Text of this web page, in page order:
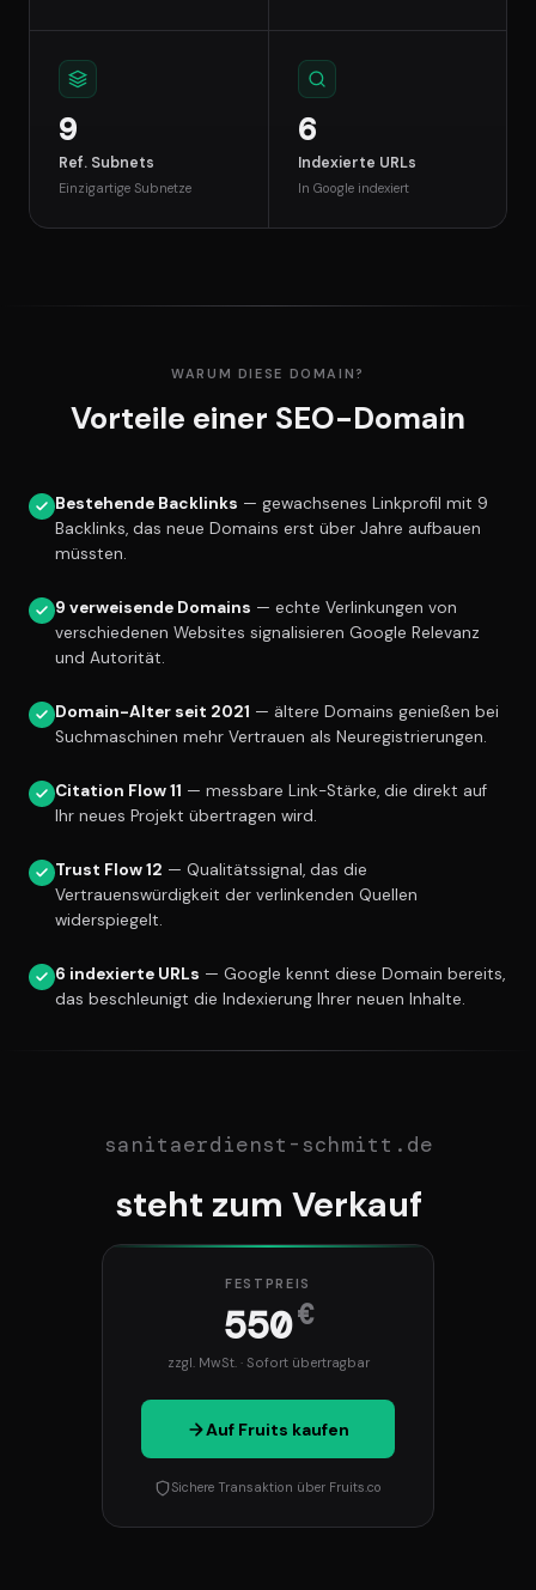
9
Ref. Subnets
Einzigartige Subnetze
6
Indexierte URLs
In Google indexiert
WARUM DIESE DOMAIN?
Vorteile einer SEO-Domain
Bestehende Backlinks — gewachsenes Linkprofil mit 9
Backlinks, das neue Domains erst über Jahre aufbauen
müssten.
9 verweisende Domains — echte Verlinkungen von
verschiedenen Websites signalisieren Google Relevanz
und Autorität.
Domain-Alter seit 2021 — ältere Domains genießen bei
Suchmaschinen mehr Vertrauen als Neuregistrierungen.
Citation Flow 11 — messbare Link-Stärke, die direkt auf
Ihr neues Projekt übertragen wird.
Trust Flow 12 — Qualitätssignal, das die
Vertrauenswürdigkeit der verlinkenden Quellen
widerspiegelt.
6 indexierte URLs — Google kennt diese Domain bereits,
das beschleunigt die Indexierung Ihrer neuen Inhalte.
sanitaerdienst-schmitt.de
steht zum Verkauf
FESTPREIS
550€
zzgl. MwSt. · Sofort übertragbar
Auf Fruits kaufen
Sichere Transaktion über Fruits.co